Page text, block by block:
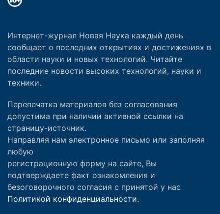
Интернет-журнал Новая Наука каждый день
сообщает о последних открытиях и достижениях в
области науки и новых технологий. Читайте
последние новости высоких технологий, науки и
техники.
Перепечатка материалов без согласования
допустима при наличии активной ссылки на
страницу-источник.
Направляя нам электронное письмо или заполняя
любую
регистрационную форму на сайте, Вы
подтверждаете факт ознакомления и
безоговорочного согласия с принятой у нас
Политикой конфиденциальности.